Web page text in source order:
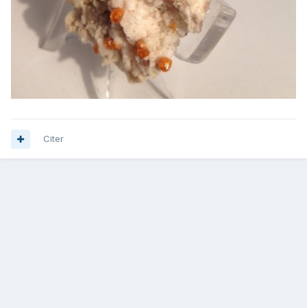
Citer